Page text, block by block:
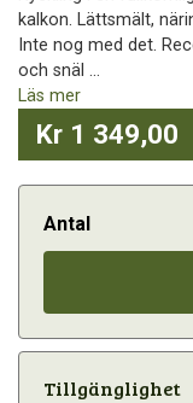
kalkon. Lättsmält,
Inte nog med det.
och snäl ...
Läs mer
Kr 1 349,00
Antal
Tillgänglighet